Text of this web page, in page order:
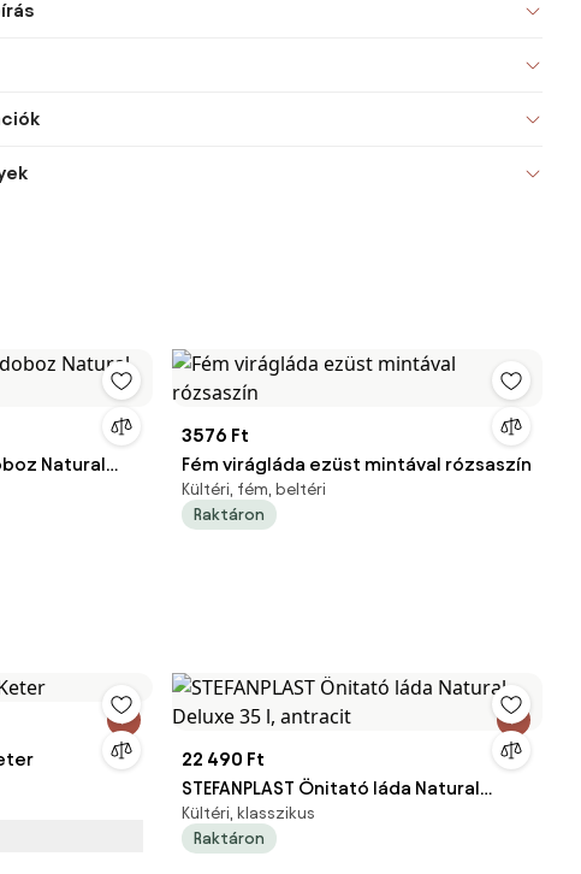
Natural
3576 Ft
Fém virágláda ezüst mintával rózsaszín
Kültéri, fém, beltéri
Raktáron
22 490 Ft
STEFANPLAST Önitató láda Natural
Deluxe 35 l, antracit
Kültéri, klasszikus
Raktáron